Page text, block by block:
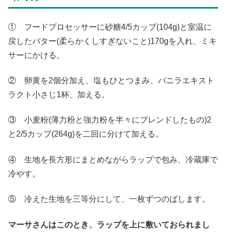
① フードプロセッサーに砂糖4/5カップ(104g)と室温に
戻したバター(柔らかくしすぎないこと)170gを入れ、ミキ
サーにかける。
② 卵黄を2個分加え、塩もひとつまみ、バニラエキスト
ラクト小さじ1杯、加える。
③ 小麦粉(薄力粉と強力粉を半々にブレンドしたもの)2
と2/5カップ(264g)を二回に分けて加える。
④ 生地を長方形にまとめながらラップで包み、冷蔵庫で
冷やす。
⑤ 冷えた生地を三等分にして、一枚ずつのばします。
マーサさんはこのとき、ラップを上に敷いておられまし